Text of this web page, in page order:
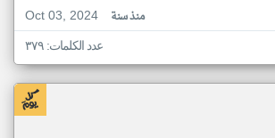
Oct 03, 2024
منذ سنة
عدد الكلمات: ٣٧٩